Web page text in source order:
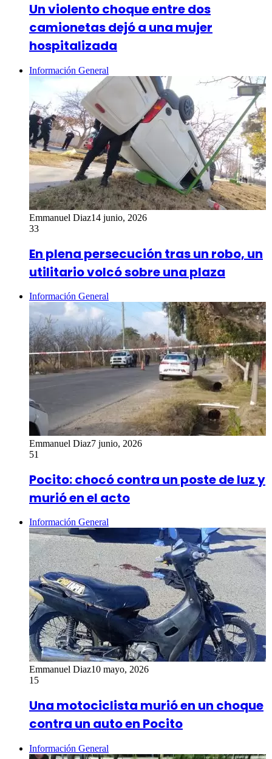
Un violento choque entre dos
camionetas dejó a una mujer
hospitalizada
Información General
Emmanuel Diaz14 junio, 2026
33
En plena persecución tras un robo, un
utilitario volcó sobre una plaza
Información General
Emmanuel Diaz7 junio, 2026
51
Pocito: chocó contra un poste de luz y
murió en el acto
Información General
Emmanuel Diaz10 mayo, 2026
15
Una motociclista murió en un choque
contra un auto en Pocito
Información General